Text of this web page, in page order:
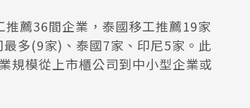
薦36間企業，泰國移工推薦19家
多(9家)、泰國7家、印尼5家。此
規模從上市櫃公司到中小型企業或